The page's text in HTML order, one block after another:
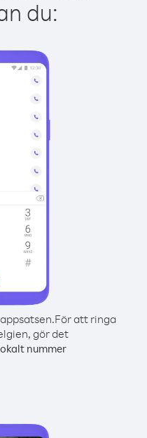
du:
För att ringa
gör det
nummer